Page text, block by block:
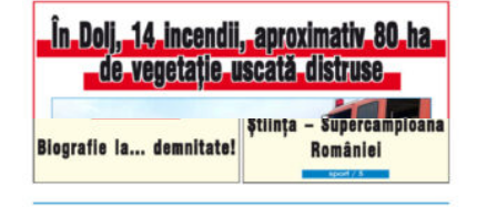
duminică
9.00 - 12.00